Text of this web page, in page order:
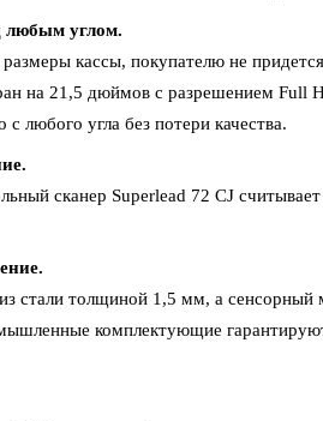
любым углом.
кассы, покупателю не
на 21,5 дюймов с разрешением Full
с любого угла без потери качества.
сканер Superlead 72 СJ
стали толщиной 1,5 мм, а
комплектующие